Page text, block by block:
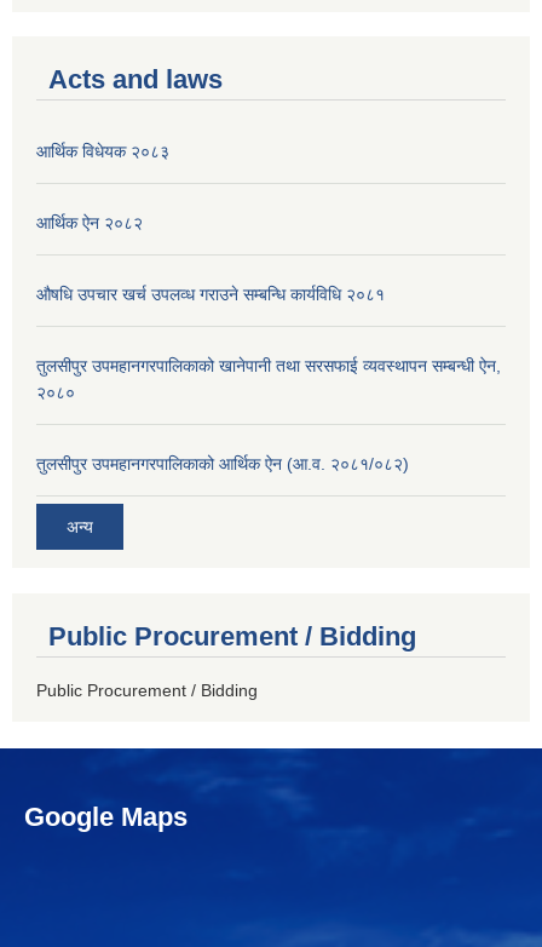
Acts and laws
आर्थिक विधेयक २०८३
आर्थिक ऐन २०८२
औषधि उपचार खर्च उपलव्ध गराउने सम्बन्धि कार्यविधि २०८१
तुलसीपुर उपमहानगरपालिकाको खानेपानी तथा सरसफाई व्यवस्थापन सम्बन्धी ऐन,
२०८०
तुलसीपुर उपमहानगरपालिकाको आर्थिक ऐन (आ.व. २०८१/०८२)
अन्य
Public Procurement / Bidding
Public Procurement / Bidding
Google Maps